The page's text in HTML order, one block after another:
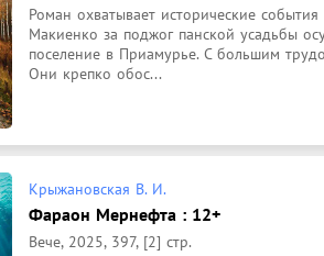
Роман охватывает исторические
Макиенко за поджог панской усадьбы
поселение в Приамурье. С большим
Они крепко обос...
Крыжановская В. И.
Фараон Мернефта : 12+
Вече, 2025, 397, [2] стр.